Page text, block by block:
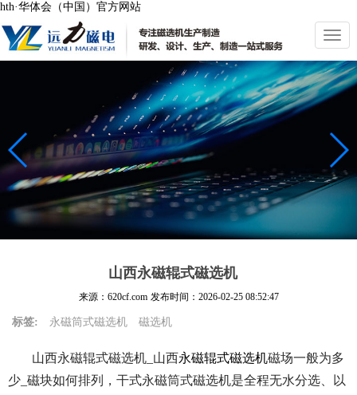
hth·华体会（中国）官方网站
切
换
导
航
山西永磁辊式磁选机
来源：620cf.com 发布时间： 2026-02-25 08:52:47
标签: 永磁筒式磁选机 磁选机
山西永磁辊式磁选机_山西永磁辊式磁选机磁场一般为多
少_磁块如何排列，干式永磁筒式磁选机是全程无水分选、以